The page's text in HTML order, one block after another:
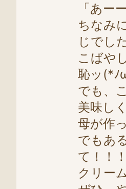
「あ
ちなみ
じでし
こばや
恥ッ(*ﾉ
でも、
美味し
母が作
でもあ
て！！！
クリー